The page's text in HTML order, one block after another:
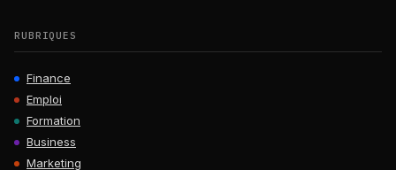
RUBRIQUES
Finance
Emploi
Formation
Business
Marketing